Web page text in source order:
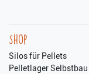
Shop
Silos für Pellets
Pelletlager Selbstbau